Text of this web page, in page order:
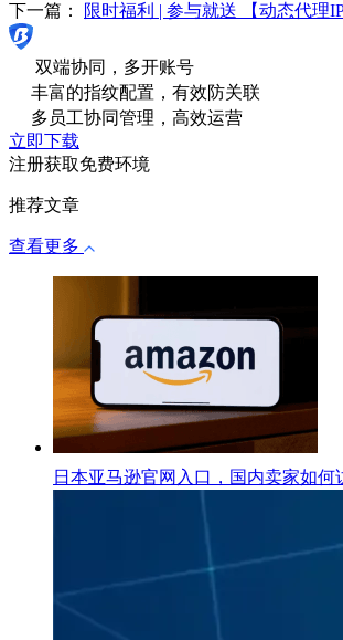
下一篇：
限时福利 | 参与就送 【动态代理
双端协同，多开账号
丰富的指纹配置，有效防关联
多员工协同管理，高效运营
立即下载
注册获取免费环境
推荐文章
查看更多
日本亚马逊官网入口，国内卖家如何